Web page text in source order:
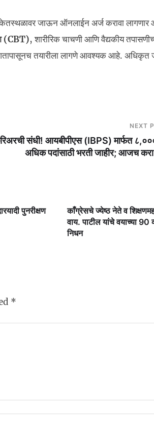
जाऊन ऑनलाईन अर्ज करावा लागणार
(CBT), शारीरिक चाचणी आणि वैद्यकीय
आतापासूनच तयारीला लागणे आवश्यक आहे. अधिकृत
NEXT
संधी! आयबीपीएस (IBPS) मार्फत
अधिक पदांसाठी भरती जाहीर; आजच
पुनरीक्षण
काँग्रेसचे ज्येष्ठ नेते व
वाय. पाटील यांचे वयाच्या 90
निधन
*